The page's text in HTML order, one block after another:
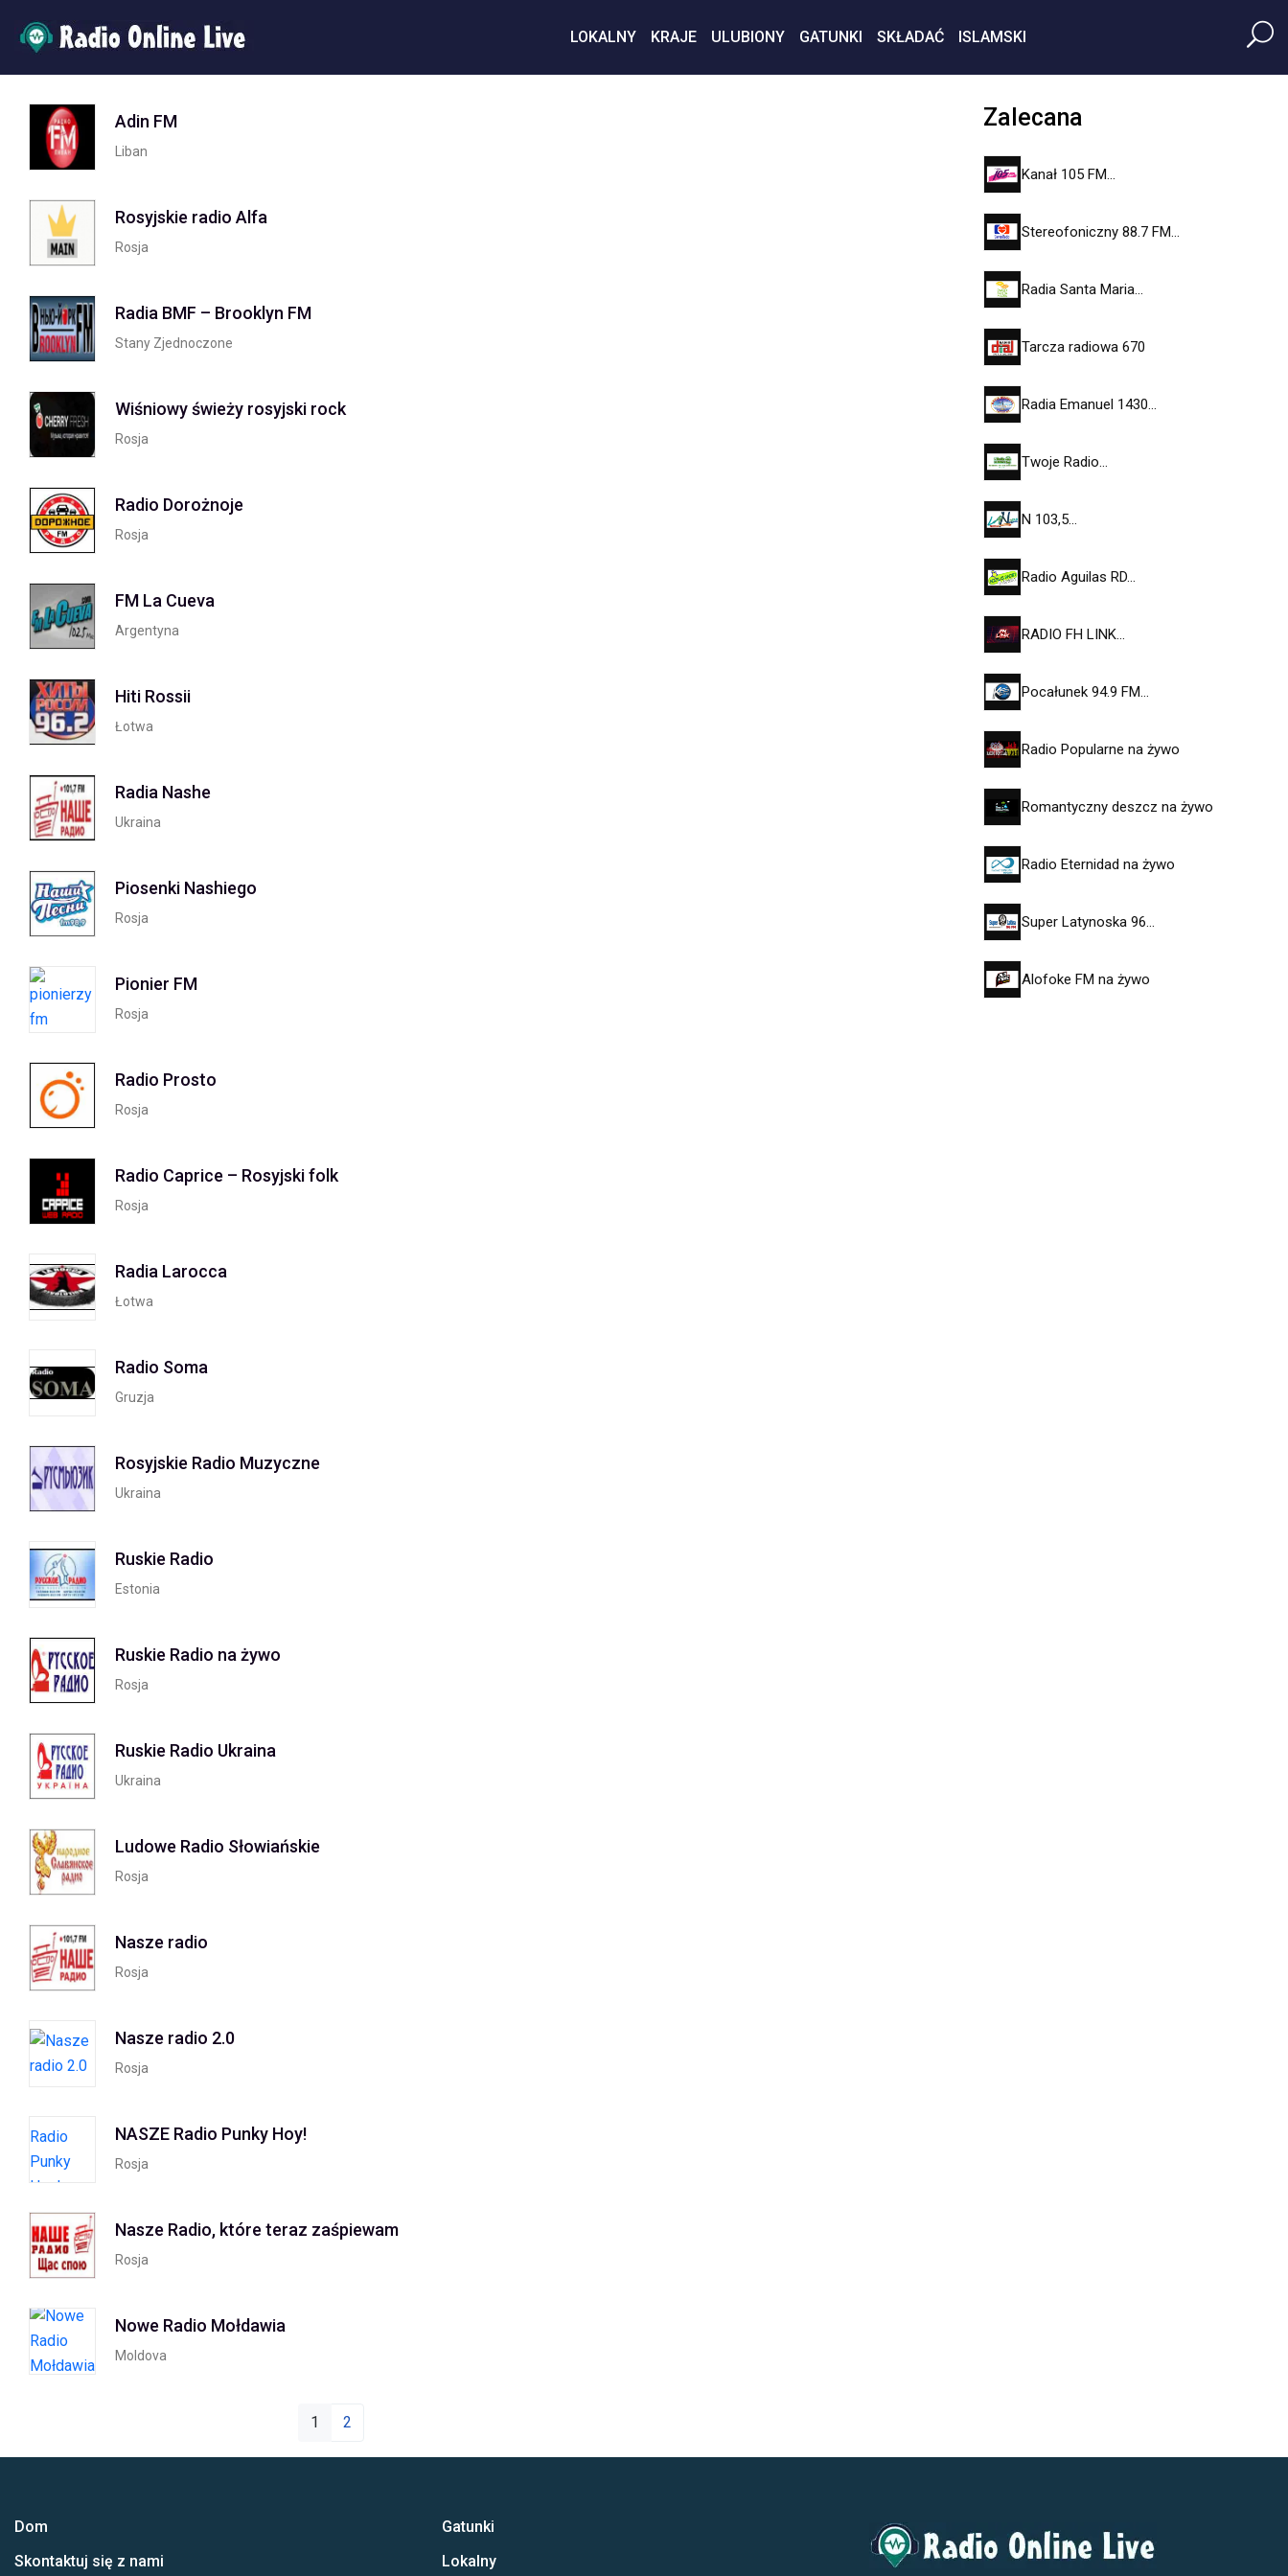
LOKALNY KRAJE ULUBIONY GATUNKI SKŁADAĆ ISLAMSKI
Adin FM
Liban
Rosyjskie radio Alfa
Rosja
Radia BMF – Brooklyn FM
Stany Zjednoczone
Wiśniowy świeży rosyjski rock
Rosja
Radio Dorożnoje
Rosja
FM La Cueva
Argentyna
Hiti Rossii
Łotwa
Radia Nashe
Ukraina
Piosenki Nashiego
Rosja
Pionier FM
Rosja
Radio Prosto
Rosja
Radio Caprice – Rosyjski folk
Rosja
Radia Larocca
Łotwa
Radio Soma
Gruzja
Rosyjskie Radio Muzyczne
Ukraina
Ruskie Radio
Estonia
Ruskie Radio na żywo
Rosja
Ruskie Radio Ukraina
Ukraina
Ludowe Radio Słowiańskie
Rosja
Nasze radio
Rosja
Nasze radio 2.0
Rosja
NASZE Radio Punky Hoy!
Rosja
Nasze Radio, które teraz zaśpiewam
Rosja
Nowe Radio Mołdawia
Moldova
1 2
Zalecana
Kanał 105 FM…
Stereofoniczny 88.7 FM…
Radia Santa Maria…
Tarcza radiowa 670
Radia Emanuel 1430…
Twoje Radio…
N 103,5…
Radio Aguilas RD…
RADIO FH LINK…
Pocałunek 94.9 FM…
Radio Popularne na żywo
Romantyczny deszcz na żywo
Radio Eternidad na żywo
Super Latynoska 96…
Alofoke FM na żywo
Dom
Skontaktuj się z nami
Gatunki
Lokalny